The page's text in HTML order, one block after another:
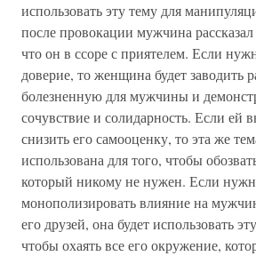
использовать эту тему для
после провокации мужчина
что он в ссоре с приятелем. Если
доверие, то женщина будет заводить
болезненную для мужчины и
сочувствие и солидарность. Если ей
снизить его самооценку, то эта же
использована для того, чтобы
который никому не нужен. Если
монополизировать влияние на
его друзей, она будет использовать
чтобы охаять все его окружение,